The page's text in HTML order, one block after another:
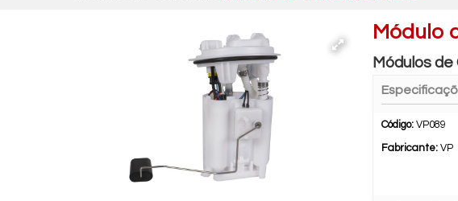
Módulo
Módulos
Código: VP089
Fabricante: VP